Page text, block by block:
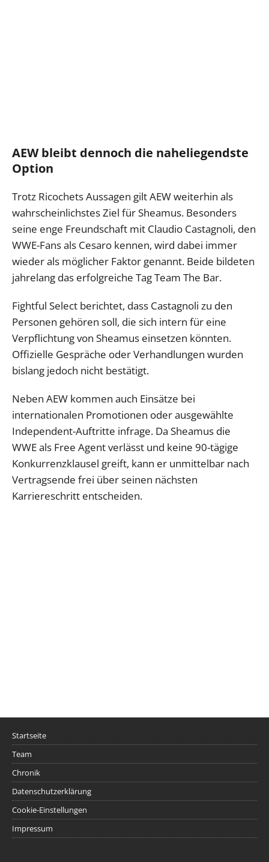
AEW bleibt dennoch die naheliegendste
Option
Trotz Ricochets Aussagen gilt AEW weiterhin als
wahrscheinlichstes Ziel für Sheamus. Besonders
seine enge Freundschaft mit Claudio Castagnoli, den
WWE-Fans als Cesaro kennen, wird dabei immer
wieder als möglicher Faktor genannt. Beide bildeten
jahrelang das erfolgreiche Tag Team The Bar.
Fightful Select berichtet, dass Castagnoli zu den
Personen gehören soll, die sich intern für eine
Verpflichtung von Sheamus einsetzen könnten.
Offizielle Gespräche oder Verhandlungen wurden
bislang jedoch nicht bestätigt.
Neben AEW kommen auch Einsätze bei
internationalen Promotionen oder ausgewählte
Independent-Auftritte infrage. Da Sheamus die
WWE als Free Agent verlässt und keine 90-tägige
Konkurrenzklausel greift, kann er unmittelbar nach
Vertragsende frei über seinen nächsten
Karriereschritt entscheiden.
Startseite
Team
Chronik
Datenschutzerklärung
Cookie-Einstellungen
Impressum